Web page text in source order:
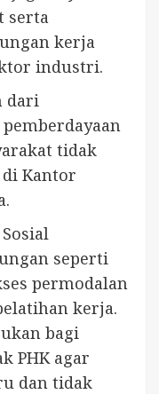
serta
kerja
industri.
dari
tidak
Kantor
seperti
permodalan
kerja.
bagi
PHK agar
dan tidak